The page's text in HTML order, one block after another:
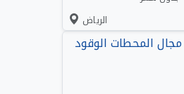
الرياض